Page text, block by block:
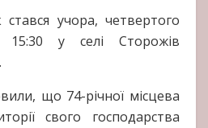
учора, четвертого
15:30 у селі Сторожів
що 74-річної місцева
свого господарства